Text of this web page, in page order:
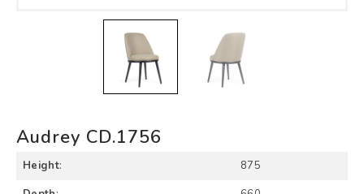
Audrey CD.1756
Height:
875